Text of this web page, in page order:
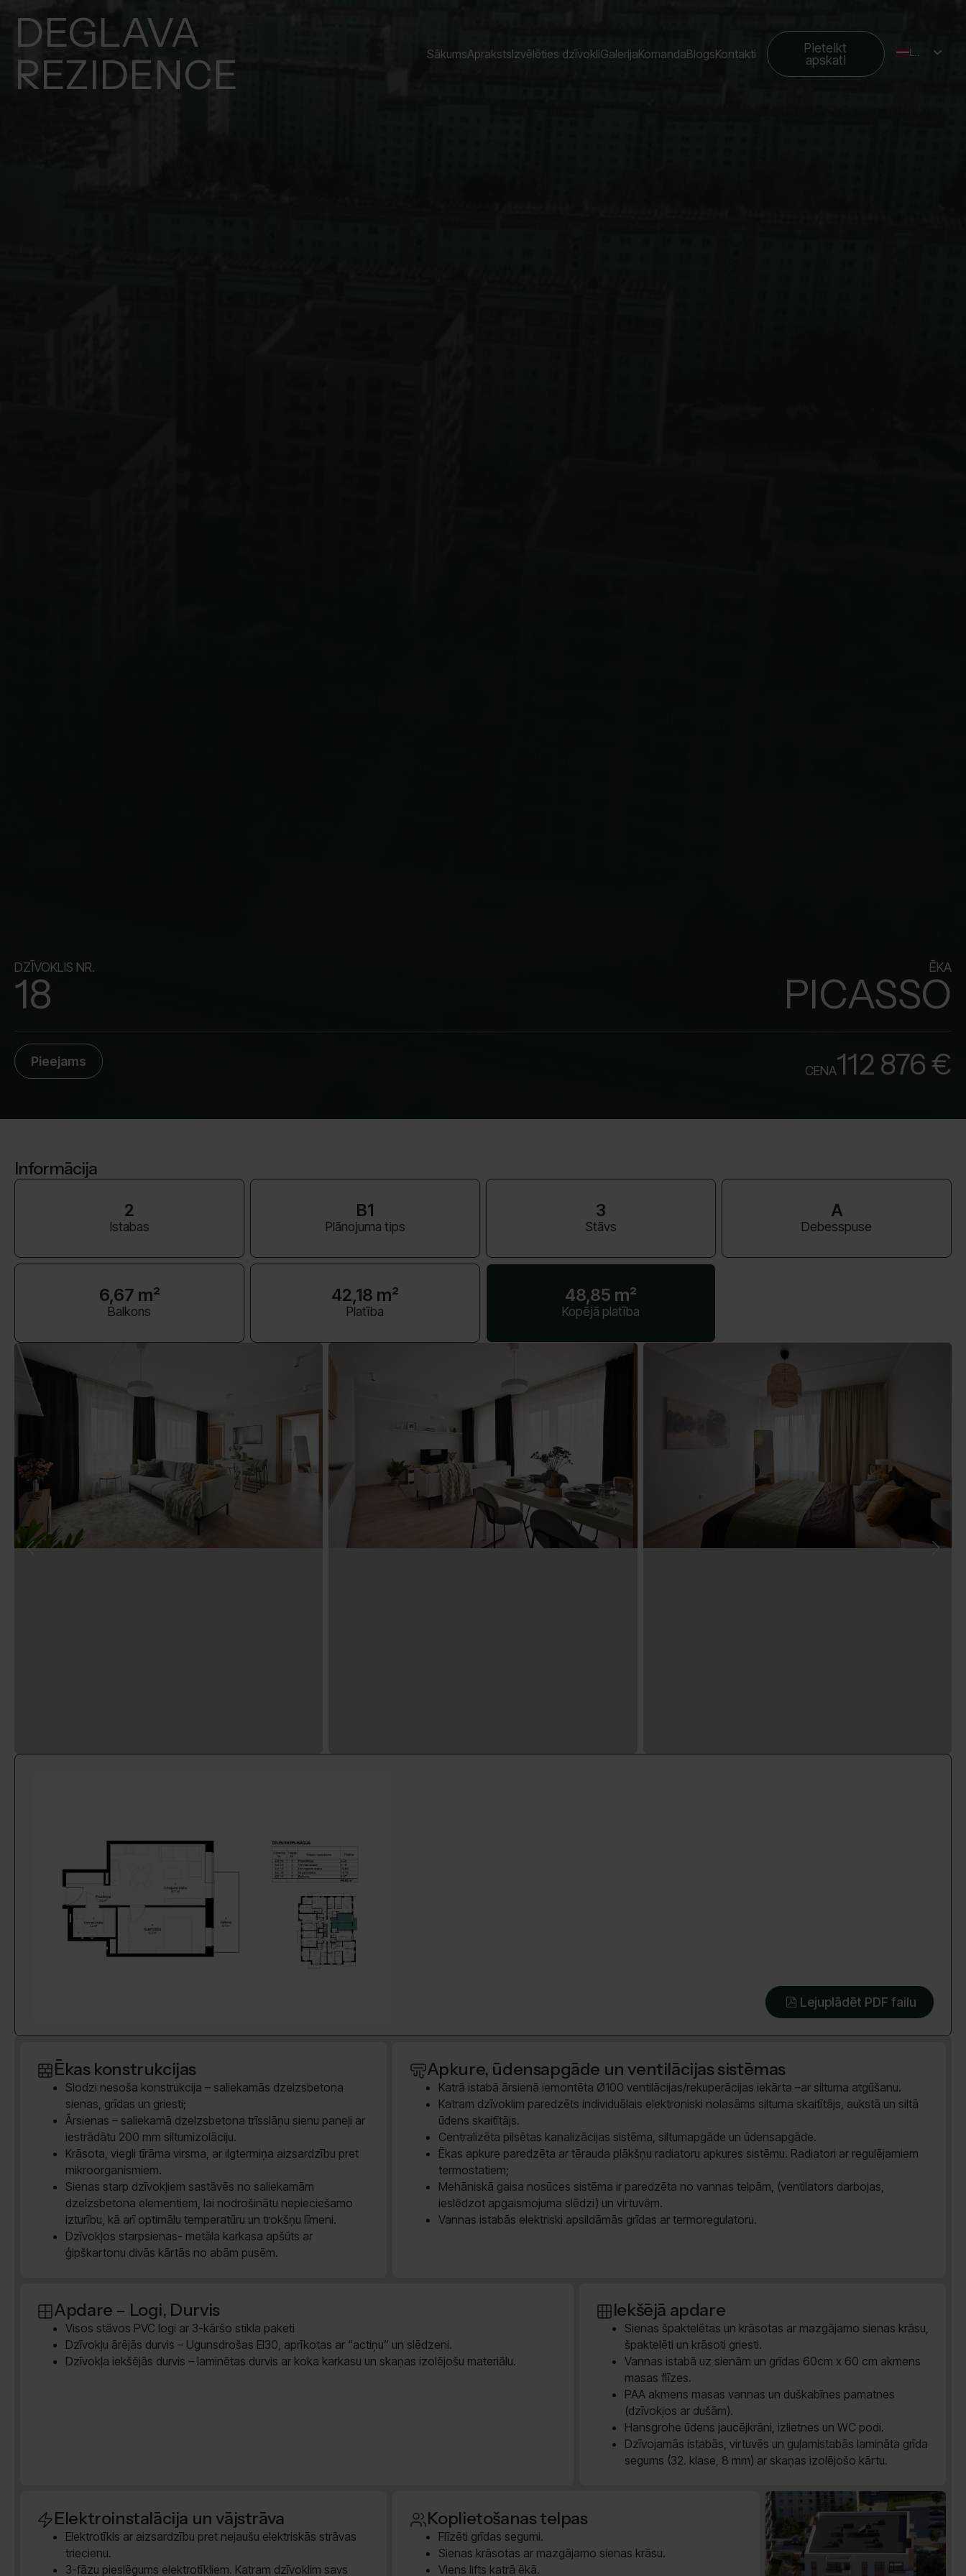
DEGLAVA
REZIDENCE
SākumsAprakstsIzvēlēties dzīvokliGalerijaKomandaBlogsKontakti
Pieteikt
apskati
LV
DZĪVOKLIS NR.
18
ĒKA
PICASSO
Pieejams
CENA112 876 €
Informācija
2
Istabas
B1
Plānojuma tips
3
Stāvs
A
Debesspuse
6,67 m²
Balkons
42,18 m²
Platība
48,85 m²
Kopējā platība
Lejuplādēt PDF failu
Ēkas konstrukcijas
Slodzi nesoša konstrukcija – saliekamās dzelzsbetona
sienas, grīdas un griesti;
Ārsienas – saliekamā dzelzsbetona trīsslāņu sienu paneļi ar
iestrādātu 200 mm siltumizolāciju.
Krāsota, viegli tīrāma virsma, ar ilgtermiņa aizsardzību pret
mikroorganismiem.
Sienas starp dzīvokļiem sastāvēs no saliekamām
dzelzsbetona elementiem, lai nodrošinātu nepieciešamo
izturību, kā arī optimālu temperatūru un trokšņu līmeni.
Dzīvokļos starpsienas- metāla karkasa apšūts ar
ģipškartonu divās kārtās no abām pusēm.
Apkure, ūdensapgāde un ventilācijas sistēmas
Katrā istabā ārsienā iemontēta Ø100 ventilācijas/rekuperācijas iekārta –ar siltuma atgūšanu.
Katram dzīvoklim paredzēts individuālais elektroniski nolasāms siltuma skaitītājs, aukstā un siltā
ūdens skaitītājs.
Centralizēta pilsētas kanalizācijas sistēma, siltumapgāde un ūdensapgāde.
Ēkas apkure paredzēta ar tērauda plākšņu radiatoru apkures sistēmu. Radiatori ar regulējamiem
termostatiem;
Mehāniskā gaisa nosūces sistēma ir paredzēta no vannas telpām, (ventilators darbojas,
ieslēdzot apgaismojuma slēdzi) un virtuvēm.
Vannas istabās elektriski apsildāmās grīdas ar termoregulatoru.
Apdare – Logi, Durvis
Visos stāvos PVC logi ar 3-kāršo stikla paketi
Dzīvokļu ārējās durvis – Ugunsdrošas EI30, aprīkotas ar “actiņu” un slēdzeni.
Dzīvokļa iekšējās durvis – laminētas durvis ar koka karkasu un skaņas izolējošu materiālu.
Iekšējā apdare
Sienas špaktelētas un krāsotas ar mazgājamo sienas krāsu,
špaktelēti un krāsoti griesti.
Vannas istabā uz sienām un grīdas 60cm x 60 cm akmens
masas flīzes.
PAA akmens masas vannas un duškabīnes pamatnes
(dzīvokļos ar dušām).
Hansgrohe ūdens jaucējkrāni, izlietnes un WC podi.
Dzīvojamās istabās, virtuvēs un guļamistabās lamināta grīda
segums (32. klase, 8 mm) ar skaņas izolējošo kārtu.
Elektroinstalācija un vājstrāva
Elektrotīkls ar aizsardzību pret nejaušu elektriskās strāvas
triecienu.
3-fāzu pieslēgums elektrotīkliem. Katram dzīvoklim savs
Koplietošanas telpas
Flīzēti grīdas segumi.
Sienas krāsotas ar mazgājamo sienas krāsu.
Viens lifts katrā ēkā.